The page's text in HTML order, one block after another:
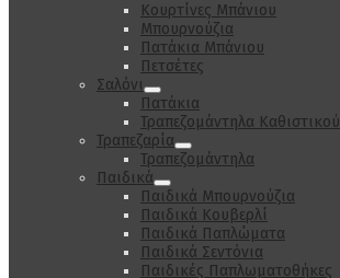
Κουρτίνες Μπάνιου
Μπουρνούζια
Πατάκια Μπάνιου
Πετσέτες
Σαλόνι
Πατάκια
Τραπεζομάντηλα Καθιστικού
Τραπεζαρία
Τραπεζομάντηλα
Παιδικά
Παιδικά Μπουρνούζια
Παιδικά Κουβερλί
Παιδικά Παπλώματα
Παιδικά Σεντόνια
Παιδικές Παπλωματοθήκες